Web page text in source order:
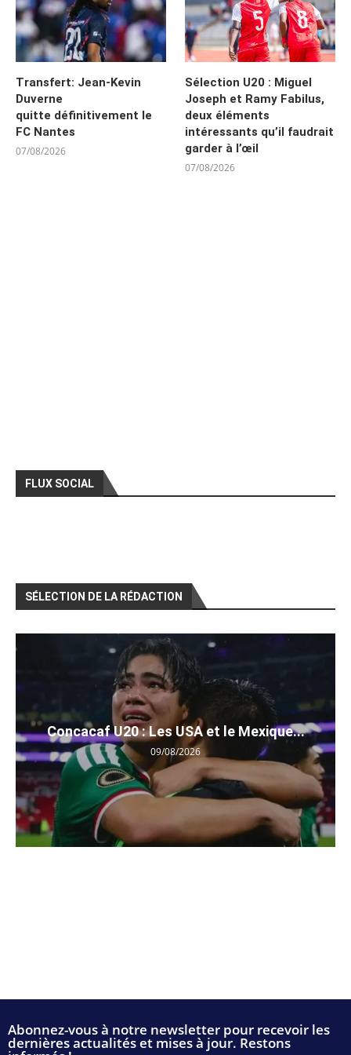
Transfert: Jean-Kevin
Duverne
quitte définitivement le
FC Nantes
07/08/2026
Sélection U20 : Miguel
Joseph et Ramy Fabilus,
deux éléments
intéressants qu’il faudrait
garder à l’œil
07/08/2026
FLUX SOCIAL
SÉLECTION DE LA RÉDACTION
Concacaf U20 : Les USA et le Mexique...
09/08/2026
Abonnez-vous à notre newsletter pour recevoir les
dernières actualités et mises à jour. Restons